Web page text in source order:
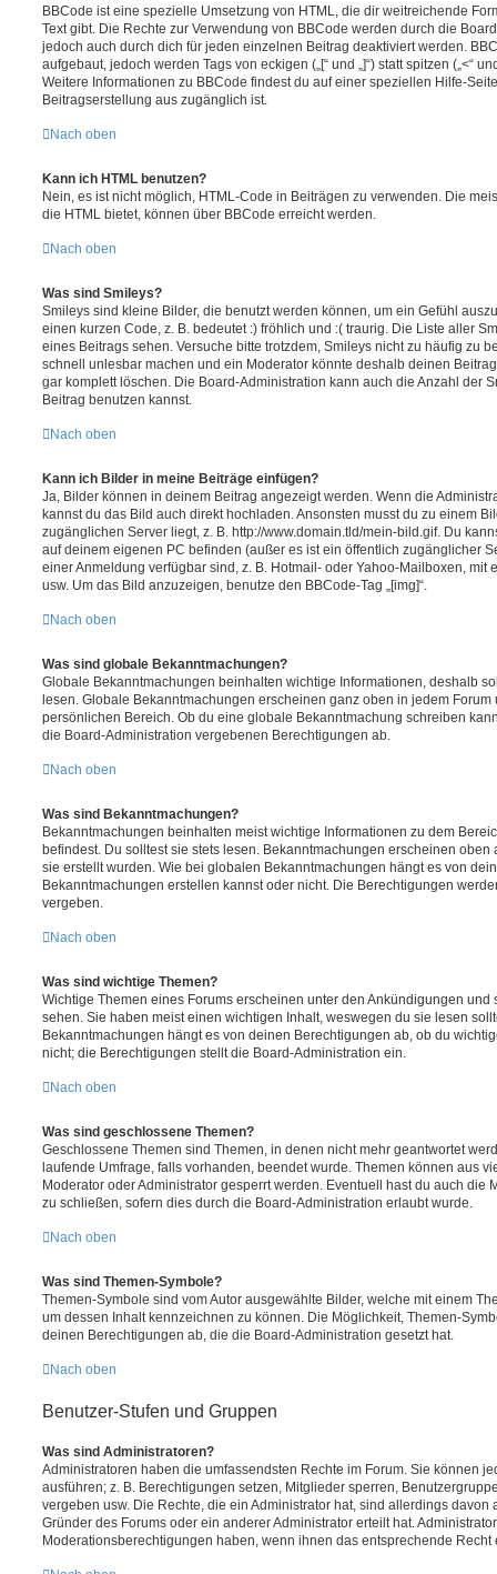
BBCode ist eine spezielle Umsetzung von HTML, die dir weitreichende
Text gibt. Die Rechte zur Verwendung von BBCode werden durch die
jedoch auch durch dich für jeden einzelnen Beitrag deaktiviert werden.
aufgebaut, jedoch werden Tags von eckigen („[“ und „]“) statt spitzen („<“
Weitere Informationen zu BBCode findest du auf einer speziellen Hilfe-
Beitragserstellung aus zugänglich ist.
Nach oben
Kann ich HTML benutzen?
Nein, es ist nicht möglich, HTML-Code in Beiträgen zu verwenden. Die
die HTML bietet, können über BBCode erreicht werden.
Nach oben
Was sind Smileys?
Smileys sind kleine Bilder, die benutzt werden können, um ein Gefühl
einen kurzen Code, z. B. bedeutet :) fröhlich und :( traurig. Die Liste aller
eines Beitrags sehen. Versuche bitte trotzdem, Smileys nicht zu häufig zu
schnell unlesbar machen und ein Moderator könnte deshalb deinen
gar komplett löschen. Die Board-Administration kann auch die Anzahl der
Beitrag benutzen kannst.
Nach oben
Kann ich Bilder in meine Beiträge einfügen?
Ja, Bilder können in deinem Beitrag angezeigt werden. Wenn die
kannst du das Bild auch direkt hochladen. Ansonsten musst du zu einem
zugänglichen Server liegt, z. B. http://www.domain.tld/mein-bild.gif. Du
auf deinem eigenen PC befinden (außer es ist ein öffentlich zugänglicher
einer Anmeldung verfügbar sind, z. B. Hotmail- oder Yahoo-Mailboxen, mit
usw. Um das Bild anzuzeigen, benutze den BBCode-Tag „[img]“.
Nach oben
Was sind globale Bekanntmachungen?
Globale Bekanntmachungen beinhalten wichtige Informationen, deshalb
lesen. Globale Bekanntmachungen erscheinen ganz oben in jedem
persönlichen Bereich. Ob du eine globale Bekanntmachung schreiben
die Board-Administration vergebenen Berechtigungen ab.
Nach oben
Was sind Bekanntmachungen?
Bekanntmachungen beinhalten meist wichtige Informationen zu dem
befindest. Du solltest sie stets lesen. Bekanntmachungen erscheinen oben
sie erstellt wurden. Wie bei globalen Bekanntmachungen hängt es von
Bekanntmachungen erstellen kannst oder nicht. Die Berechtigungen
vergeben.
Nach oben
Was sind wichtige Themen?
Wichtige Themen eines Forums erscheinen unter den Ankündigungen und
sehen. Sie haben meist einen wichtigen Inhalt, weswegen du sie lesen
Bekanntmachungen hängt es von deinen Berechtigungen ab, ob du
nicht; die Berechtigungen stellt die Board-Administration ein.
Nach oben
Was sind geschlossene Themen?
Geschlossene Themen sind Themen, in denen nicht mehr geantwortet
laufende Umfrage, falls vorhanden, beendet wurde. Themen können aus
Moderator oder Administrator gesperrt werden. Eventuell hast du auch die
zu schließen, sofern dies durch die Board-Administration erlaubt wurde.
Nach oben
Was sind Themen-Symbole?
Themen-Symbole sind vom Autor ausgewählte Bilder, welche mit einem
um dessen Inhalt kennzeichnen zu können. Die Möglichkeit, Themen-
deinen Berechtigungen ab, die die Board-Administration gesetzt hat.
Nach oben
Benutzer-Stufen und Gruppen
Was sind Administratoren?
Administratoren haben die umfassendsten Rechte im Forum. Sie können
ausführen; z. B. Berechtigungen setzen, Mitglieder sperren,
vergeben usw. Die Rechte, die ein Administrator hat, sind allerdings
Gründer des Forums oder ein anderer Administrator erteilt hat.
Moderationsberechtigungen haben, wenn ihnen das entsprechende Recht